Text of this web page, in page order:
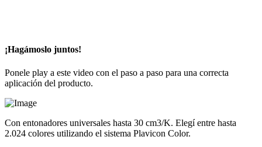
¡Hagámoslo juntos!
Ponele play a este video con el paso a paso para una correcta
aplicación del producto.
Con entonadores universales hasta 30 cm3/K. Elegí entre hasta
2.024 colores utilizando el sistema Plavicon Color.